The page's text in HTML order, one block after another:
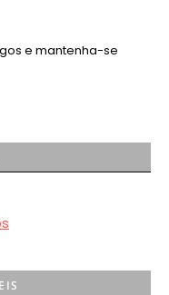
e mantenha-se